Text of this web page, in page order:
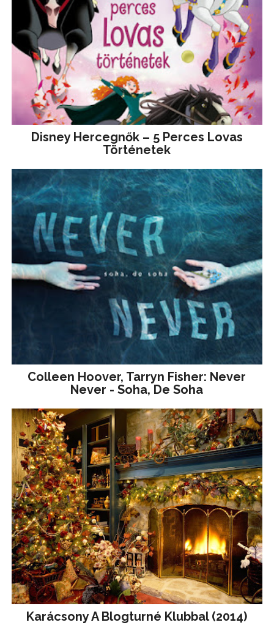
Disney ​Hercegnők – 5 Perces Lovas
Történetek
Colleen Hoover, Tarryn Fisher: Never
Never - Soha, De Soha
Karácsony A Blogturné Klubbal (2014)